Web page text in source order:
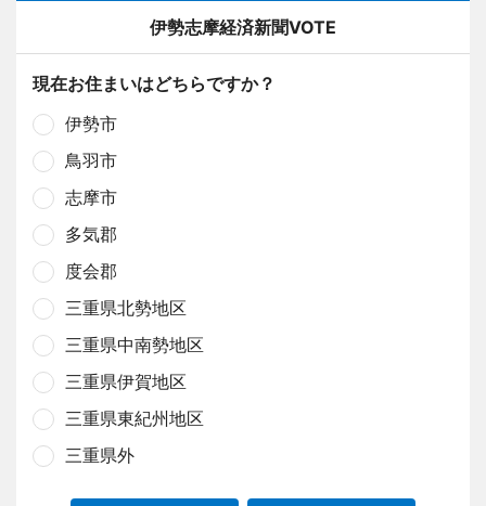
伊勢志摩経済新聞VOTE
現在お住まいはどちらですか？
伊勢市
鳥羽市
志摩市
多気郡
度会郡
三重県北勢地区
三重県中南勢地区
三重県伊賀地区
三重県東紀州地区
三重県外